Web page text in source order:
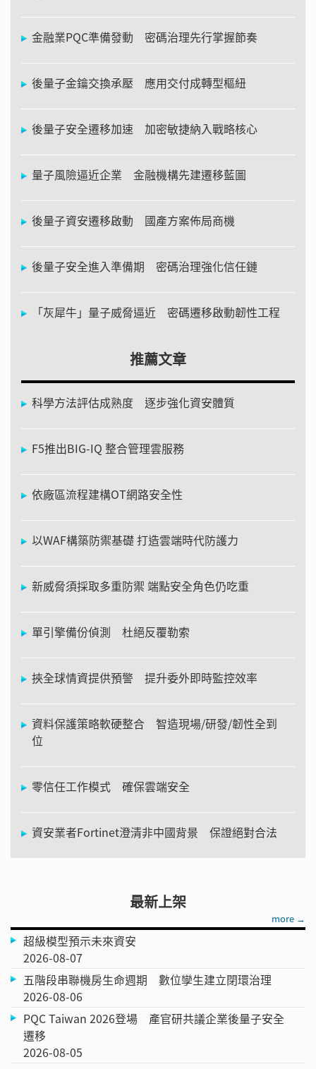
金融業PQC準備發動 密碼治理先行掌握節奏
後量子金鑰交換承壓 應用交付成轉型樞紐
後量子安全遷移加速 加密敏捷納入戰略核心
量子風險逼近企業 金融機構先建遷移藍圖
後量子資安遷移啟動 國產方案佈局商機
後量子安全進入準備期 密碼治理強化信任鏈
「灰犀牛」量子威脅逼近 密碼遷移啟動韌性工程
推薦文章
科學方法評估成熟度 逐步強化資安體質
F5推出BIG-IQ 整合管理雲服務
依廠區流程建構OT網路安全性
以WAF構築防禦基礎 打造雲端時代防護力
新威脅須採取多重防禦 端點安全角色仍吃重
單引擎備份偵測 杜絕反覆勒索
挾全球情資提供預警 提升委外即時監控效率
資料保護策略軟硬整合 智造現場/研發/韌性全到
位
零信任工作模式 確保雲端安全
資安業者Fortinet澄清非中國背景 保證絕對合法
最新上架
more →
超級模型預示未來資安
2026-08-07
五階段串聯機房生命週期 數位孿生建立閉環治理
2026-08-06
PQC Taiwan 2026登場 產官研共議企業後量子安全
遷移
2026-08-05